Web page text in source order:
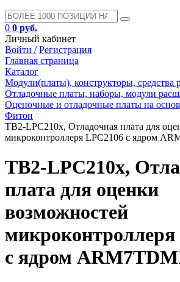
0 0 руб.
Личный кабинет
Войти / Регистрация
Главная страница
Каталог
Модули(платы), конструкторы, средства
Отладочные платы, наборы, модули
Оценочные и отладочные платы на
Фитон
TB2-LPC210x, Отладочная плата для
микроконтроллеря LPC2106 с ядром
TB2-LPC210x,
плата для оценки
возможностей
микроконтроллеря
с ядром